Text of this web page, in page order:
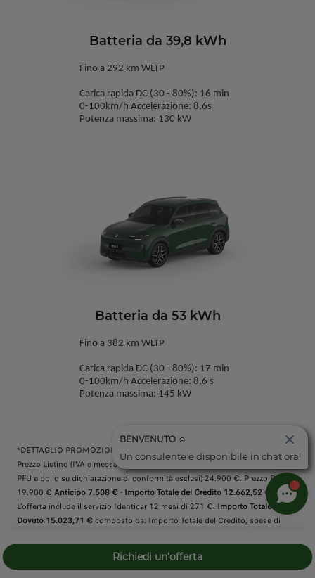
Richiedi un'offerta
Batteria da 39,8 kWh
Fino a 292 km WLTP
Carica rapida DC (30 - 80%): 16 min
0-100km/h Accelerazione: 8,6s
Potenza massima: 130 kW
Batteria da 53 kWh
Fino a 382 km WLTP
Carica rapida DC (30 - 80%): 17 min
0-100km/h Accelerazione: 8,6 s
Potenza massima: 145 kW
*DETTAGLIO PROMOZIONE: Es. di finanziamento LeapValue su B03X BEV:
Prezzo Listino (IVA e messa su strada incluse, IPT, kit sicurezza + contributo
PFU e bollo su dichiarazione di conformità esclusi) 24.900 €. Prezzo Promo
19.900 € Anticipo 7.508 € - Importo Totale del Credito 12.662,52 €.
L'offerta include il servizio Identicar 12 mesi di 271 €. Importo Totale
Dovuto 15.023,71 €composto da: Importo Totale del Credito, spese di
Tale importo è da restituirsi in n° 36 rate come segue: n° 35 rate da 129 € e
1
BENVENUTO ☺️
Un consulente è disponibile in chat ora!